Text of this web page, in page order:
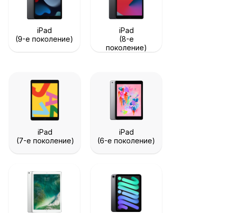
iPad
(9-е поколение)
iPad
(8-е
поколение)
iPad
(7-е поколение)
iPad
(6-е поколение)